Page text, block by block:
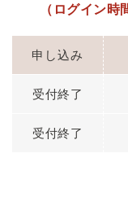
（ログイン
申し込み
受付終了
受付終了